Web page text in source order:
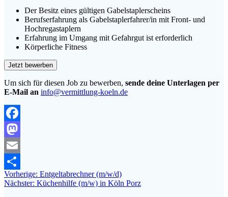
Der Besitz eines gültigen Gabelstaplerscheins
Berufserfahrung als Gabelstaplerfahrer/in mit Front- und
Hochregastaplern
Erfahrung im Umgang mit Gefahrgut ist erforderlich
Körperliche Fitness
Um sich für diesen Job zu bewerben, sende deine Unterlagen per
E-Mail an info@vermittlung-koeln.de
Facebook
Mastodon
Email
Teilen
Beitragsnavigation
Vorherige: Vorheriger
Beitrag:
Entgeltabrechner (m/w/d)
Nächster: Nächster
Küchenhilfe (m/w) in Köln Porz